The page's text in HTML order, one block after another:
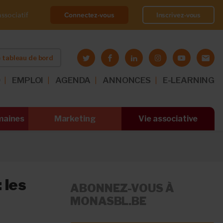
Connectez-vous Inscrivez-vous
tableau de bord
EMPLOI AGENDA ANNONCES E-LEARNING
Marketing Vie associative
les
ABONNEZ-VOUS À
MONASBL.BE